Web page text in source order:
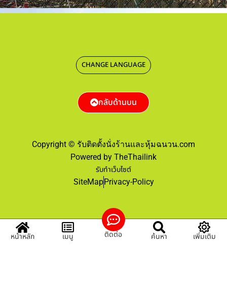
Copyright © รับติดตั้งนั่งร้านและหุ้มฉนวน.com
Powered by TheThailink
รับทำเว็บไซต์
SiteMapPrivacy-Policy
CHANGE LANGUAGE
กลับด้านบน
หน้าหลัก เมนู ติดต่อ ค้นหา เพิ่มเติม